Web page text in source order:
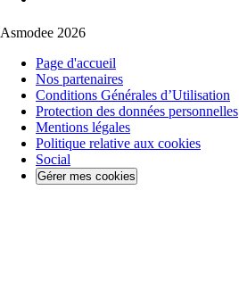
Asmodee 2026
Page d'accueil
Nos partenaires
Conditions Générales d’Utilisation
Protection des données personnelles
Mentions légales
Politique relative aux cookies
Social
Gérer mes cookies